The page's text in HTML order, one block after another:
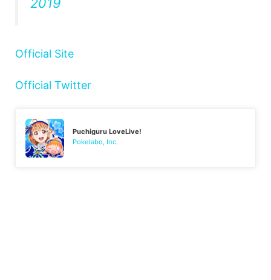
2019
Official Site
Official Twitter
Puchiguru LoveLive!
Pokelabo, Inc.